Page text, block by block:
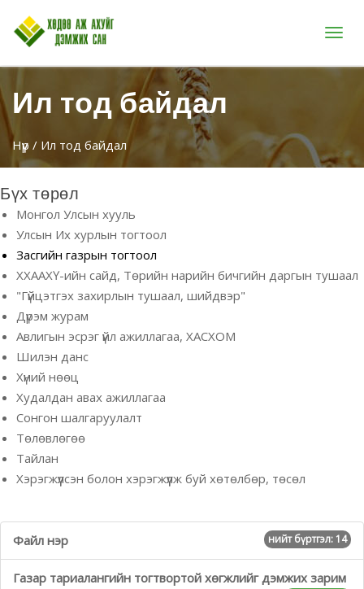
Цэс
Ил тод байдал
Нүүр / Ил тод байдал
Бүх төрөл
Монгол Улсын хууль
Улсын Их хурлын тогтоол
Засгийн газрын тогтоол
ХХААХҮ-ийн сайд, Төрийн нарийн бичгийн даргын тушаал
"Гүйцэтгэх захирлын тушаал, шийдвэр"
Дүрэм журам
Авлигын эсрэг үйл ажиллагаа, ХАСХОМ
Шилэн данс
Хүний нөөц
Худалдан авах ажиллагаа
Сонгон шалгаруулалт
Төлөвлөгөө
Тайлан
Хэрэгжүүлсэн болон хэрэгжүүлж буй хөтөлбөр, төсөл
Файл нэр нийт бүртгэл: 14
Газар тариалангийн тогтвортой хөгжлийг дэмжих зарим